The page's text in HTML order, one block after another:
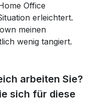
Office
erleichtert.
meinen
wenig tangiert.
arbeiten Sie?
sich für diese